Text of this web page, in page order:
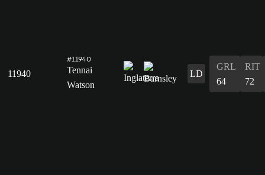
11940
#11940
Tennai
Watson
LD
GRL
64
RIT
72